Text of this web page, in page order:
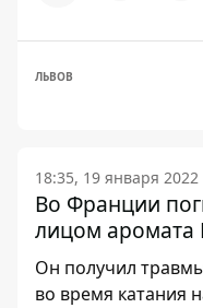
ЛЬВОВ
18:35, 19 января 2022
Во Франции
лицом аромата
Он получил
во время катания